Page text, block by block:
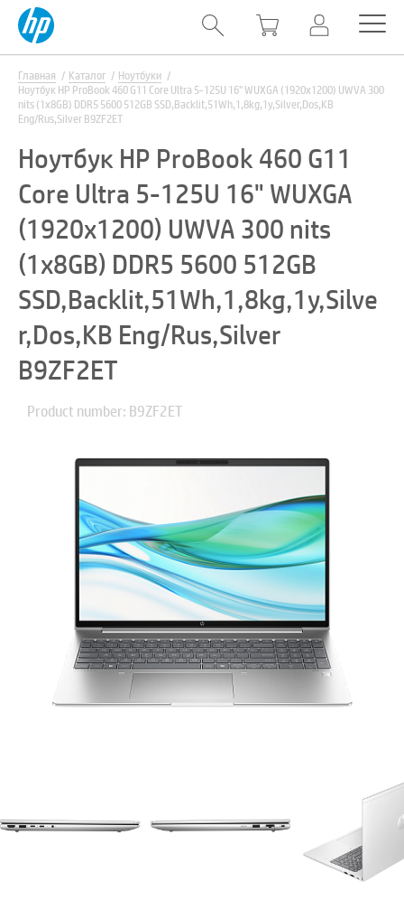
Главная Каталог
Ноутбуки
Ноутбук HP ProBook 460 G11 Core Ultra 5-125U 16" WUXGA (1920x1200) UWVA 300
nits (1x8GB) DDR5 5600 512GB SSD,Backlit,51Wh,1,8kg,1y,Silver,Dos,KB
Eng/Rus,Silver B9ZF2ET
Ноутбук HP ProBook 460 G11
Core Ultra 5-125U 16" WUXGA
(1920x1200) UWVA 300 nits
(1x8GB) DDR5 5600 512GB
SSD,Backlit,51Wh,1,8kg,1y,Silve
r,Dos,KB Eng/Rus,Silver
B9ZF2ET
Product number: B9ZF2ET